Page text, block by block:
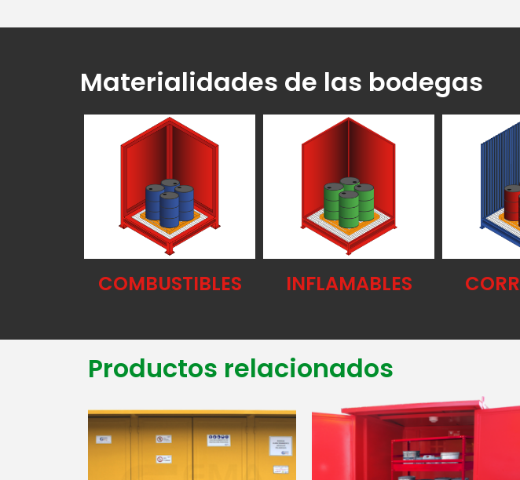
Materialidades de las bodegas
COMBUSTIBLES INFLAMABLES
Productos relacionados